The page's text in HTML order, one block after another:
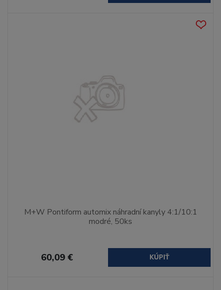
M+W Pontiform automix náhradní kanyly 4:1/10:1
modré, 50ks
60,09 € KÚPIŤ